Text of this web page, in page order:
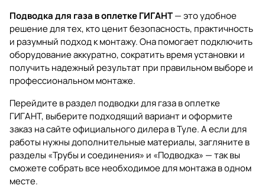
Подводка для газа в оплетке ГИГАНТ— это удобное
решение для тех, кто ценит безопасность, практичность
и разумный подход к монтажу. Она помогает подключить
оборудование аккуратно, сократить время установки и
получить надежный результат при правильном выборе и
профессиональном монтаже.
Перейдите в раздел подводки для газа в оплетке
ГИГАНТ, выберите подходящий вариант и оформите
заказ на сайте официального дилера в Туле. А если для
работы нужны дополнительные материалы, загляните в
разделы «Трубы и соединения» и «Подводка» — так вы
сможете собрать все необходимое для монтажа в одном
месте.